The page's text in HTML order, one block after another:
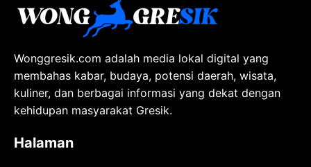
Wonggresik.com adalah media lokal digital yang
membahas kabar, budaya, potensi daerah, wisata,
kuliner, dan berbagai informasi yang dekat dengan
kehidupan masyarakat Gresik.
Halaman